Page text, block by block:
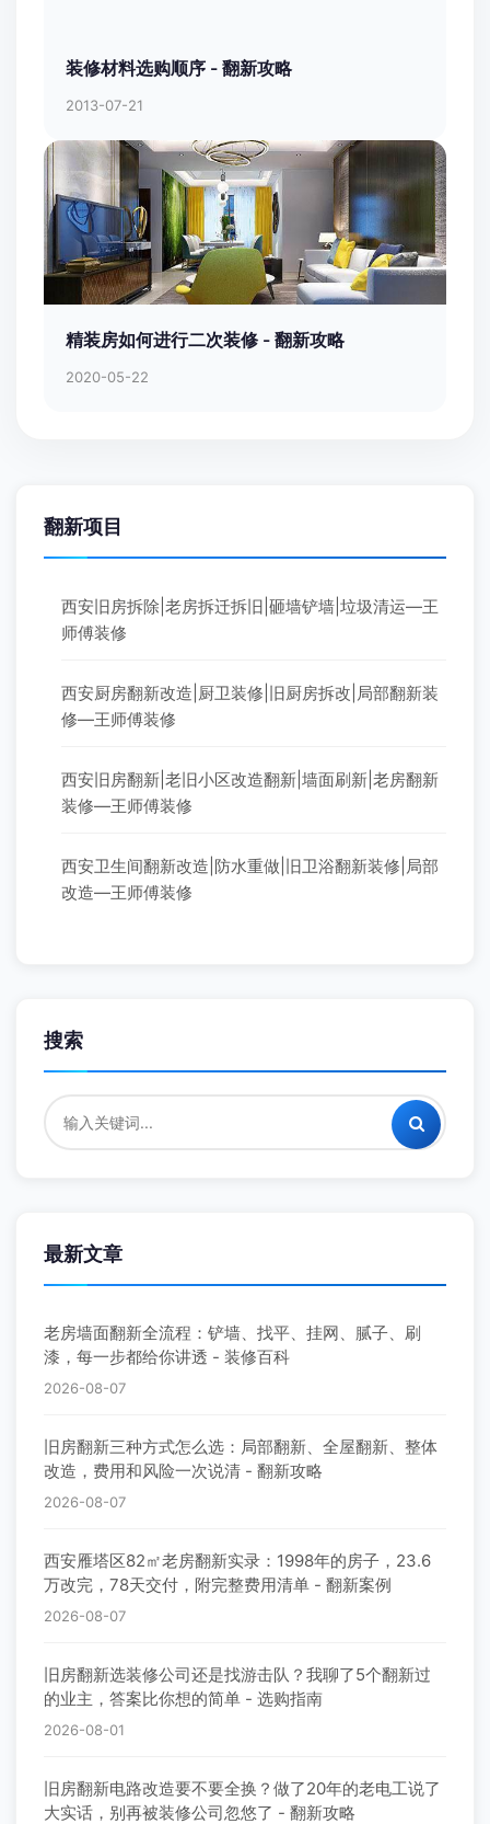
装修材料选购顺序 - 翻新攻略
2013-07-21
精装房如何进行二次装修 - 翻新攻略
2020-05-22
翻新项目
西安旧房拆除|老房拆迁拆旧|砸墙铲墙|垃圾清运—王
师傅装修
西安厨房翻新改造|厨卫装修|旧厨房拆改|局部翻新装
修—王师傅装修
西安旧房翻新|老旧小区改造翻新|墙面刷新|老房翻新
装修—王师傅装修
西安卫生间翻新改造|防水重做|旧卫浴翻新装修|局部
改造—王师傅装修
搜索
最新文章
老房墙面翻新全流程：铲墙、找平、挂网、腻子、刷
漆，每一步都给你讲透 - 装修百科
2026-08-07
旧房翻新三种方式怎么选：局部翻新、全屋翻新、整体
改造，费用和风险一次说清 - 翻新攻略
2026-08-07
西安雁塔区82㎡老房翻新实录：1998年的房子，23.6
万改完，78天交付，附完整费用清单 - 翻新案例
2026-08-07
旧房翻新选装修公司还是找游击队？我聊了5个翻新过
的业主，答案比你想的简单 - 选购指南
2026-08-01
旧房翻新电路改造要不要全换？做了20年的老电工说了
大实话，别再被装修公司忽悠了 - 翻新攻略